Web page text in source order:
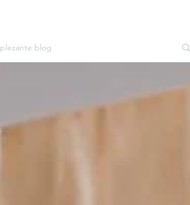
plezante blog